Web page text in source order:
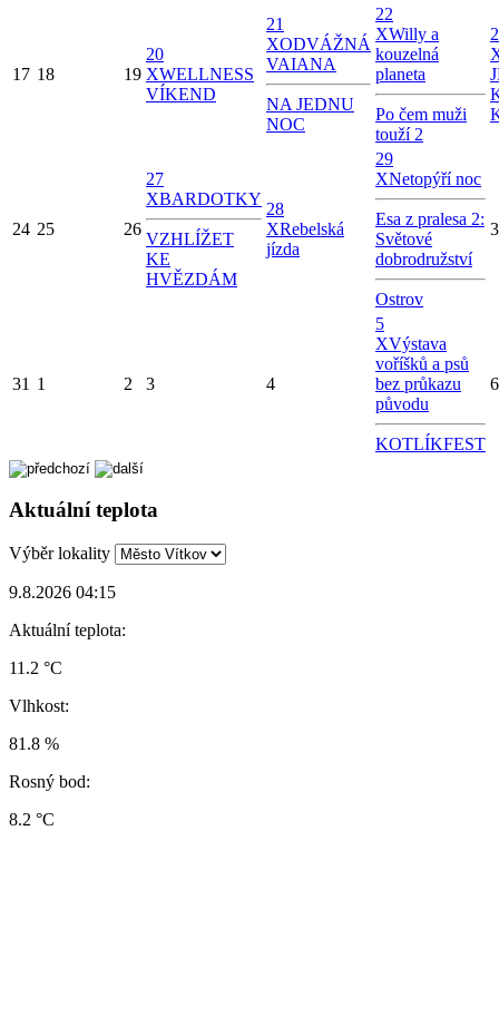
17 18 19
20
XWELLNESS
VÍKEND
21
XODVÁŽNÁ
VAIANA
NA JEDNU
NOC
22
XWilly a
kouzelná
planeta
Po čem muži
touží 2
24 25 26
27
XBARDOTKY
VZHLÍŽET
KE
HVĚZDÁM
28
XRebelská
jízda
29
XNetopýří noc
Esa z pralesa 2:
Světové
dobrodružství
Ostrov
31 1 2 3 4
5
XVýstava
voříšků a psů
bez průkazu
původu
KOTLÍKFEST
6
Aktuální teplota
Výběr lokality
9.8.2026 04:15
Aktuální teplota:
11.2 °C
Vlhkost:
81.8 %
Rosný bod:
8.2 °C